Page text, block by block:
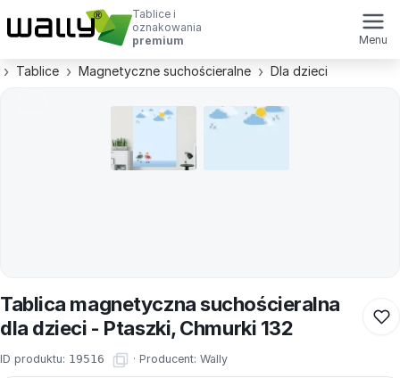
Tablice i
oznakowania
premium
Menu
Tablice Magnetyczne suchościeralne Dla dzieci
Tablica magnetyczna suchościeralna
dla dzieci - Ptaszki, Chmurki 132
ID produktu: 19516 · Producent: Wally